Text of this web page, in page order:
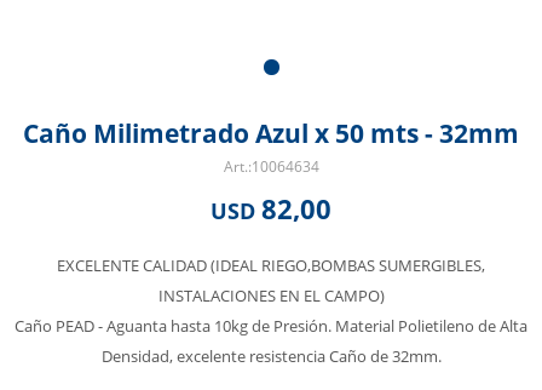
Caño Milimetrado Azul x 50 mts - 32mm
10064634
USD 82,00
EXCELENTE CALIDAD (IDEAL RIEGO,BOMBAS SUMERGIBLES,
INSTALACIONES EN EL CAMPO)
Caño PEAD - Aguanta hasta 10kg de Presión. Material Polietileno de Alta
Densidad, excelente resistencia Caño de 32mm.